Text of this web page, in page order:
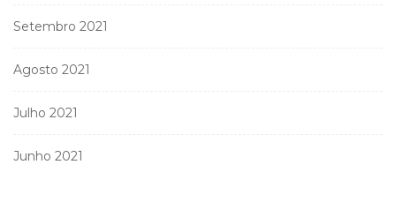
Setembro 2021
Agosto 2021
Julho 2021
Junho 2021